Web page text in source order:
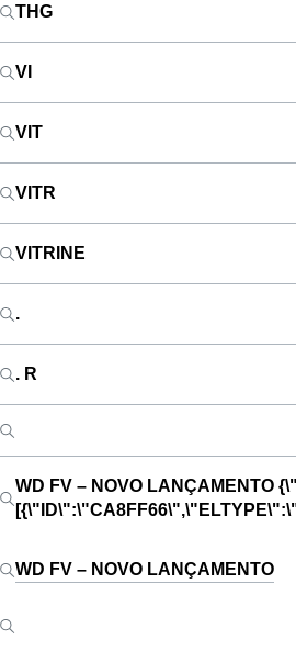
THG
VI
VIT
VITR
VITRINE
.
. R
WD FV – NOVO LANÇAMENTO
WD FV – NOVO LANÇAMENTO